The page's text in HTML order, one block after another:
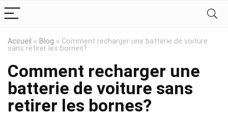
Accueil » Blog » Comment recharger une batterie de voiture
sans retirer les bornes?
Comment recharger une
batterie de voiture sans
retirer les bornes?